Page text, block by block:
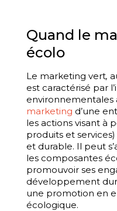
Quand le
écolo
Le marketing vert,
est caractérisé par
environnementales
marketing d’une
les actions visant à
produits et
et durable. Il peut
les composantes
promouvoir ses
développement
une promotion en
écologique.